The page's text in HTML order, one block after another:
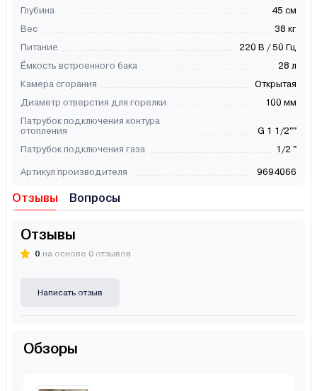
Глубина
45 см
Вес
38 кг
Питание
220 В / 50 Гц
Ёмкость встроенного бака
28 л
Камера сгорания
Открытая
Диаметр отверстия для горелки
100 мм
Патрубок подключения контура
отопления
G 1 1/2""
Патрубок подключения газа
1/2 "
Артикул производителя 9694066
Отзывы Вопросы
Отзывы
0 на основе 0 отзывов
Написать отзыв
Обзоры